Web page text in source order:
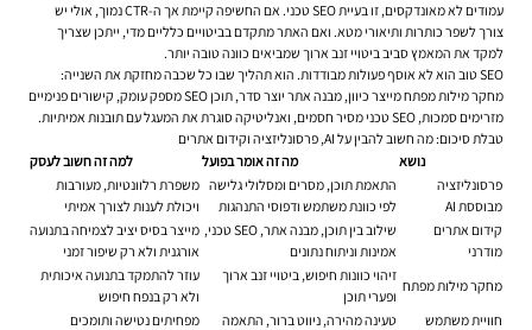
עמודים לא מאונדקסים, זו בעיית SEO טכני. אם החשיפה קיימת אך ה-CTR נמוך, אולי יש
צורך לשפר כותרות ותיאורי מטא. ואם האתר מתקדם בביטויים כלליים מדי, ייתכן שצריך
למקד את המאמץ סביב ביטויי זנב ארוך שמביאים כוונה טובה יותר.
SEO טוב הוא לא אוסף פעולות מבודדות. הוא תהליך שבו כל שכבה מחזקת את השנייה:
מחקר מילות מפתח מייצר כיוון, מבנה אתר יוצר סדר, תוכן SEO מספק עומק, קישורים פנימיים
מזרימים סמכות, SEO טכני מסיר חסמים, ואנליטיקה סוגרת את המעגל עם תובנות אמיתיות.
טבלת סיכום: מה חשוב להבין על AI, פרסונליזציה וקידום אתרים
נושא
מה זה אומר בפועל
למה זה חשוב לעסק
פרסונליזציה
מבוססת AI
התאמת תוכן, מסרים ומסלולי גלישה
לפי כוונת משתמש ודפוסי התנהגות
משפרת רלוונטיות, מעורבות
ויכולת לענות לצורך אמיתי
קידום אתרים
מודרני
שילוב בין תוכן, מבנה אתר, SEO טכני,
אמינות וניתוח נתונים
מייצר בסיס יציב לצמיחה בתנועה
אורגנית ולא רק שיפור זמני
מחקר מילות מפתח
זיהוי כוונות חיפוש, ביטויי זנב ארוך
ופערי תוכן
עוזר להתמקד בתנועה איכותית
ולא רק בנפח חיפוש
חוויית משתמש
טעינה מהירה, ניווט ברור, התאמה
מפחיתים נטישה ותומכים